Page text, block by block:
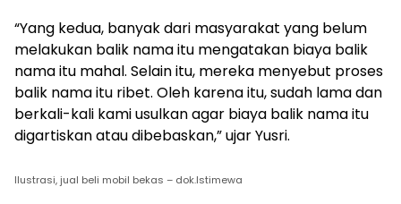
“Yang kedua, banyak dari masyarakat yang belum
melakukan balik nama itu mengatakan biaya balik
nama itu mahal. Selain itu, mereka menyebut proses
balik nama itu ribet. Oleh karena itu, sudah lama dan
berkali-kali kami usulkan agar biaya balik nama itu
digartiskan atau dibebaskan,” ujar Yusri.
Ilustrasi, jual beli mobil bekas – dok.Istimewa